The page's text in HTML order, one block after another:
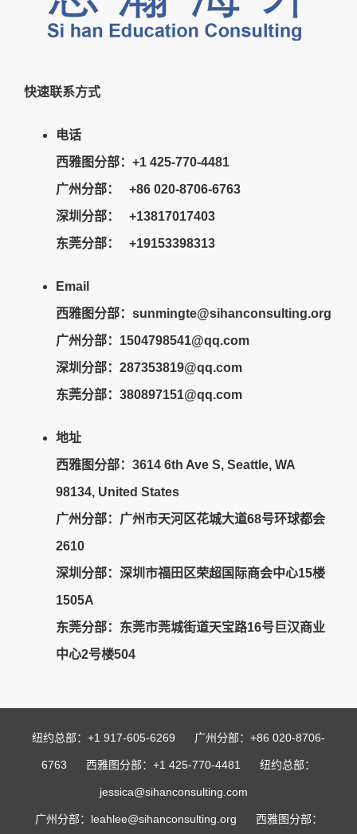
快速联系方式
电话
西雅图分部：+1 425-770-4481
广州分部： +86 020-8706-6763
深圳分部： +13817017403
东莞分部： +19153398313
Email
西雅图分部：sunmingte@sihanconsulting.org
广州分部： 1504798541@qq.com
深圳分部：287353819@qq.com
东莞分部：380897151@qq.com
地址
西雅图分部：3614 6th Ave S, Seattle, WA
98134, United States
广州分部：广州市天河区花城大道68号环球都会
2610
深圳分部：深圳市福田区荣超国际商会中心15楼
1505A
东莞分部：东莞市莞城街道天宝路16号巨汉商业
中心2号楼504
纽约总部：+1 917-605-6269 广州分部：+86 020-8706-
6763 西雅图分部：+1 425-770-4481 纽约总部：
jessica@sihanconsulting.com
广州分部：leahlee@sihanconsulting.org 西雅图分部：